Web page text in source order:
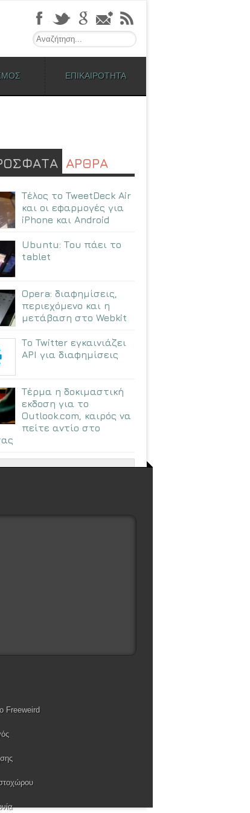
Search
ΕΠΙΚΑΙΡΟΤΗΤΑ
ΑΡΘΡΑ
Τέλος το TweetDeck Air
και οι εφαρμογές για
iPhone και Android
Ubuntu: Tου πάει το
tablet
Opera: διαφημίσεις,
περιεχόμενο και η
μετάβαση στο Webkit
Το Twitter εγκαινιάζει
API για διαφημίσεις
Τέρμα η δοκιμαστική
εκδοση για το
Outlook.com, καιρός να
πείτε αντίο στο
Freeweird